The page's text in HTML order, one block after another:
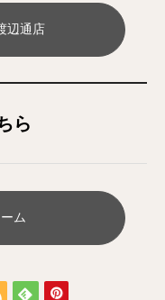
辺通店
ら
ム